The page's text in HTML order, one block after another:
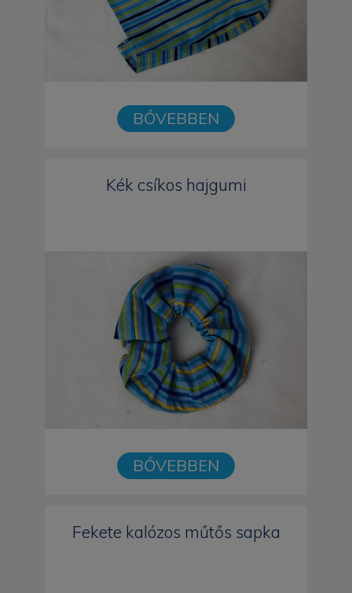
BŐVEBBEN
Kék csíkos hajgumi
BŐVEBBEN
Fekete kalózos műtős sapka